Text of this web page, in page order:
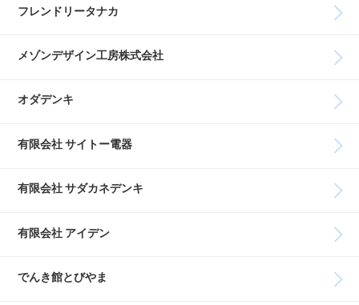
フレンドリータナカ
メゾンデザイン工房株式会社
オダデンキ
有限会社 サイトー電器
有限会社 サダカネデンキ
有限会社 アイデン
でんき館とびやま